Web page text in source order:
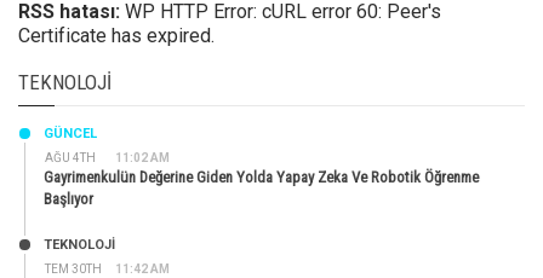
RSS hatası: WP HTTP Error: cURL error 60: Peer's
Certificate has expired.
TEKNOLOJI
AĞU 4TH 11:02 AM
GÜNCEL
Gayrimenkulün Değerine Giden Yolda Yapay Zeka Ve Robotik Öğrenme
Başlıyor
TEM 30TH 11:42 AM
TEKNOLOJİ